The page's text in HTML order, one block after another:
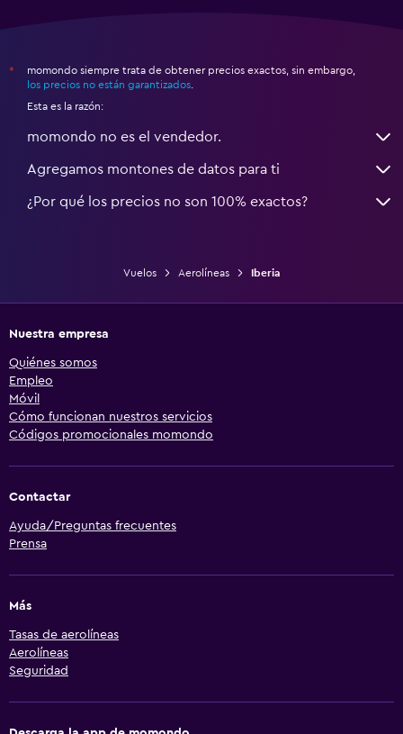
*
momondo siempre trata de obtener precios exactos, sin embargo,
los precios no están garantizados
Esta es la razón:
momondo no es el vendedor.
Agregamos montones de datos para ti
¿Por qué los precios no son 100% exactos?
Vuelos Aerolíneas Iberia
Nuestra empresa
Quiénes somos
Empleo
Móvil
Cómo funcionan nuestros servicios
Códigos promocionales momondo
Contactar
Ayuda/Preguntas frecuentes
Prensa
Más
Tasas de aerolíneas
Aerolíneas
Seguridad